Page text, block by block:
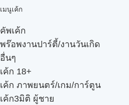
เมนูเค้ก
คัพเค้ก
พร๊อพงานปาร์ตี้/งานวันเกิด
อื่นๆ
เค้ก 18+
เค้ก ภาพยนตร์/เกม/การ์ตูน
เค้ก3มิติ ผู้ชาย